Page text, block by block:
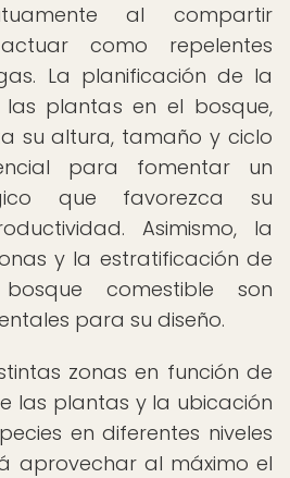
al compartir
como repelentes
La planificación de la
plantas en el bosque,
su altura, tamaño y ciclo
para fomentar un
que favorezca su
Asimismo, la
y la estratificación de
comestible son
para su diseño.
zonas en función de
las plantas y la ubicación
en diferentes niveles
aprovechar al máximo el